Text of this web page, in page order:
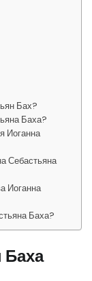
Бах?
Баха?
Иоганна
Себастьяна
Иоганна
Баха?
Баха